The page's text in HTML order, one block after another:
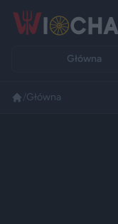
Główna
Główna